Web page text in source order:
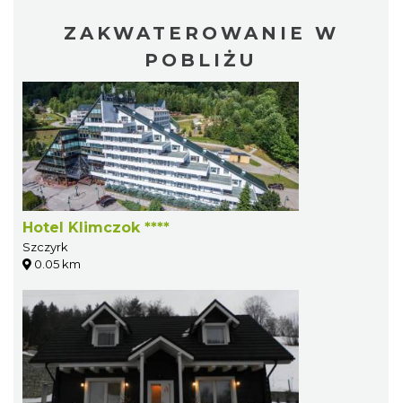
ZAKWATEROWANIE W
POBLIŻU
Hotel Klimczok ****
Szczyrk
0.05 km